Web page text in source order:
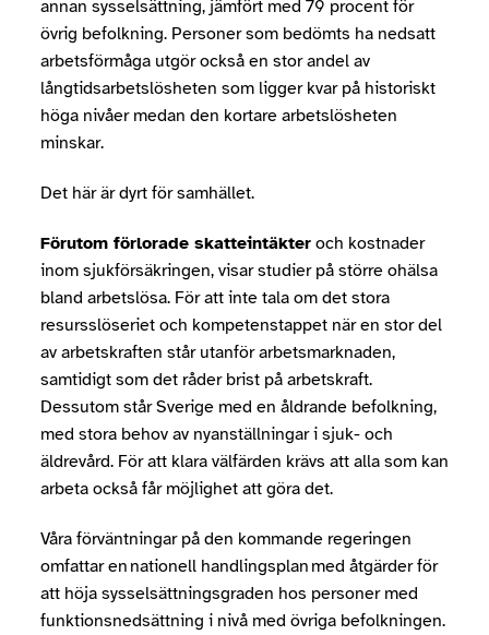
annan sysselsättning, jämfört med 79 procent för
övrig befolkning. Personer som bedömts ha nedsatt
arbetsförmåga utgör också en stor andel av
långtidsarbetslösheten som ligger kvar på historiskt
höga nivåer medan den kortare arbetslösheten
minskar.
Det här är dyrt för samhället.
Förutom förlorade skatteintäkter och kostnader
inom sjukförsäkringen, visar studier på större ohälsa
bland arbetslösa. För att inte tala om det stora
resursslöseriet och kompetenstappet när en stor del
av arbetskraften står utanför arbetsmarknaden,
samtidigt som det råder brist på arbetskraft.
Dessutom står Sverige med en åldrande befolkning,
med stora behov av nyanställningar i sjuk- och
äldrevård. För att klara välfärden krävs att alla som kan
arbeta också får möjlighet att göra det.
Våra förväntningar på den kommande regeringen
omfattar en nationell handlingsplan med åtgärder för
att höja sysselsättningsgraden hos personer med
funktionsnedsättning i nivå med övriga befolkningen.